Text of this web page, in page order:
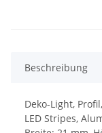
Beschreibung
Deko-Light,
LED Stripes,